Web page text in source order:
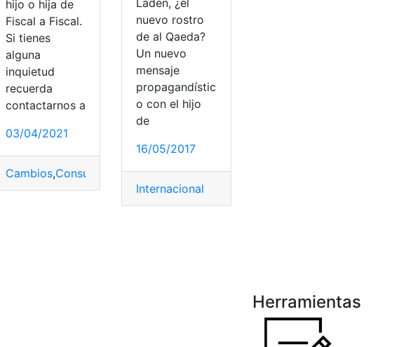
Noticias,proceso
hijo o hija de
Fiscal a Fiscal.
Si tienes
alguna
inquietud
recuerda
contactarnos a
03/04/2021
Cambios,Consultas Ecuador,Educación,Fiscal
nuevo rostro
de al Qaeda?
Un nuevo
mensaje
propagandístic
o con el hijo
de
16/05/2017
Internacional
Herramientas